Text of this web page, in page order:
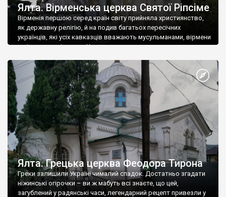
Ялта. Вірменська церква Святої Ріпсіме
Вірменія першою серед країн світу прийняла християнство,
як державну релігію, й на подив багатьох пересічних
українців, які усіх кавказців вважають мусульманами, вірмени
є відданими вірянами Христа
Ялта. Грецька церква Феодора Тирона
Греки залишили Україні чималий спадок. Достатньо згадати
ніжинські огірочки – ви ж мабуть всі знаєте, що цей,
загублений у радянські часи, легендарний рецепт привезли у